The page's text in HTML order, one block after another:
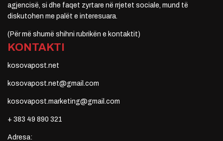
agjencisë, si dhe faqet zyrtare në rrjetet sociale, mund të
diskutohen me palët e interesuara.
(Për më shumë shihni rubrikën e kontaktit)
KONTAKTI
kosovapost.net
kosovapost.net@gmail.com
kosovapost.marketing@gmail.com
+ 383 49 890 321
Adresa: